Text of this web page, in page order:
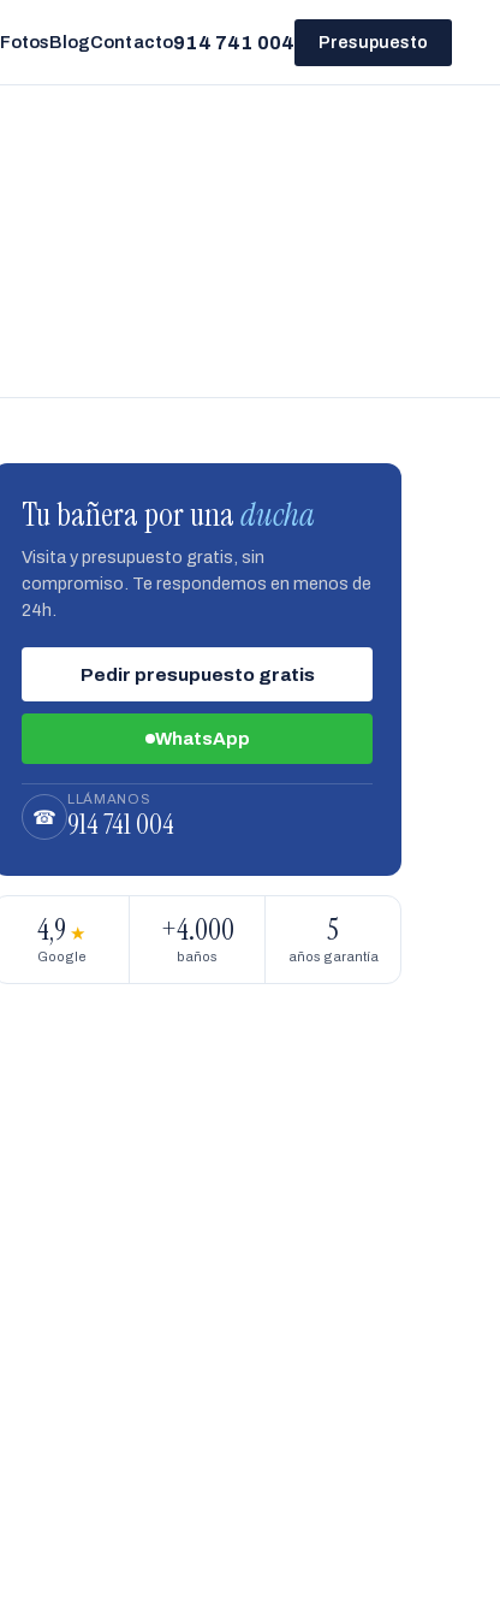
FotosBlogContacto914 741 004 Presupuesto
Tu bañera por unaducha
Visita y presupuesto gratis, sin
compromiso. Te respondemos en menos de
24h.
Pedir presupuesto gratis
WhatsApp
☎
LLÁMANOS
914 741 004
4,9 ★
Google
+4.000
baños
5
años garantía